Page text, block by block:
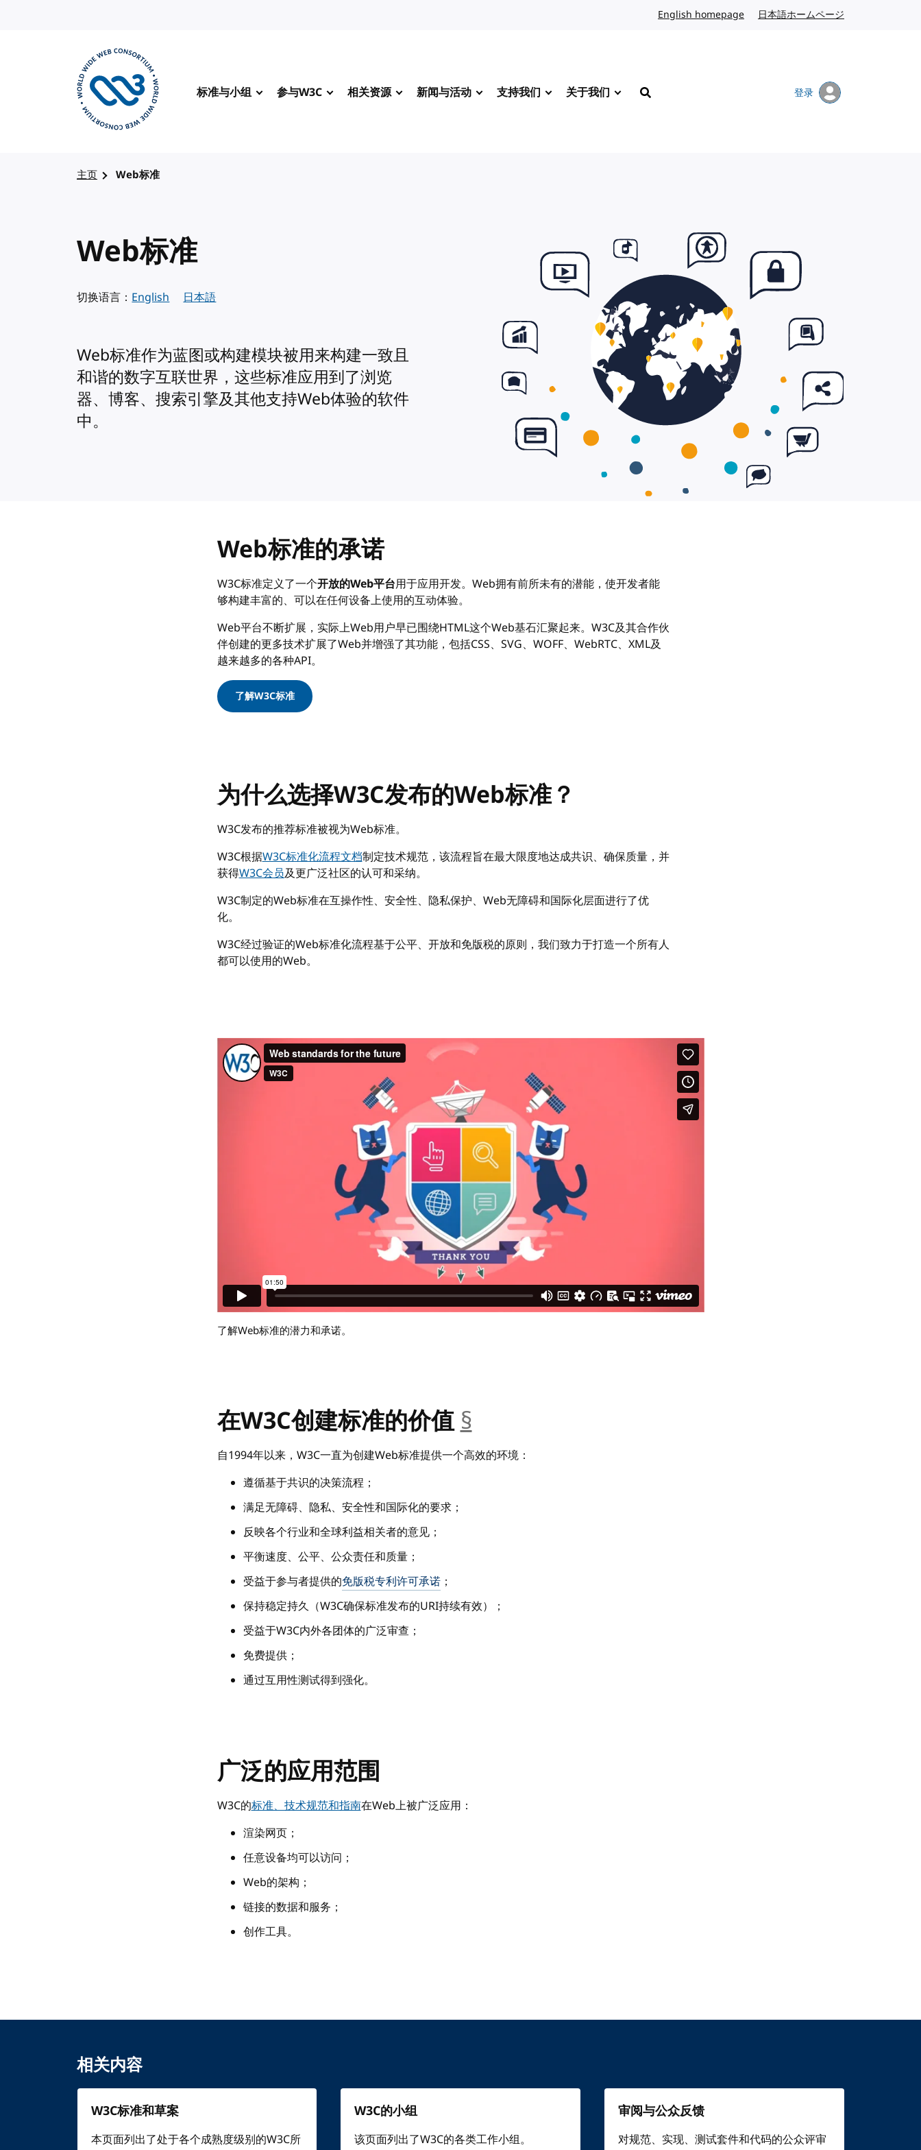
English homepage 英文日本語ホームページ
标准与小组 参与W3C 相关资源 新闻与活动 支持我们 关于我们
搜索
登录
主页 Web标准
Web标准
切换语言： English 日本語
Web标准作为蓝图或构建模块被用来构建一致且
和谐的数字互联世界，这些标准应用到了浏览
器、博客、搜索引擎及其他支持Web体验的软件
中。
Web标准的承诺
W3C标准定义了一个开放的Web平台用于应用开发。Web拥有前所未有的潜能，使开发者能
够构建丰富的、可以在任何设备上使用的互动体验。
Web平台不断扩展，实际上Web用户早已围绕HTML这个Web基石汇聚起来。W3C及其合作伙
伴创建的更多技术扩展了Web并增强了其功能，包括CSS、SVG、WOFF、WebRTC、XML及
越来越多的各种API。
了解W3C标准
为什么选择W3C发布的Web标准？
W3C发布的推荐标准被视为Web标准。
W3C根据W3C标准化流程文档制定技术规范，该流程旨在最大限度地达成共识、确保质量，并
获得W3C会员及更广泛社区的认可和采纳。
W3C制定的Web标准在互操作性、安全性、隐私保护、Web无障碍和国际化层面进行了优
化。
W3C经过验证的Web标准化流程基于公平、开放和免版税的原则，我们致力于打造一个所有人
都可以使用的Web。
了解Web标准的潜力和承诺。
在W3C创建标准的价值§__anchor
自1994年以来，W3C一直为创建Web标准提供一个高效的环境：
遵循基于共识的决策流程；
满足无障碍、隐私、安全性和国际化的要求；
反映各个行业和全球利益相关者的意见；
平衡速度、公平、公众责任和质量；
受益于参与者提供的免版税专利许可承诺；
保持稳定持久（W3C确保标准发布的URI持续有效）；
受益于W3C内外各团体的广泛审查；
免费提供；
通过互用性测试得到强化。
广泛的应用范围
W3C的标准、技术规范和指南在Web上被广泛应用：
渲染网页；
任意设备均可以访问；
Web的架构；
链接的数据和服务；
创作工具。
相关内容
W3C标准和草案
本页面列出了处于各个成熟度级别的W3C所
W3C的小组
该页面列出了W3C的各类工作小组。
审阅与公众反馈
对规范、实现、测试套件和代码的公众评审